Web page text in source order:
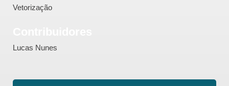
Vetorização
Lucas Nunes